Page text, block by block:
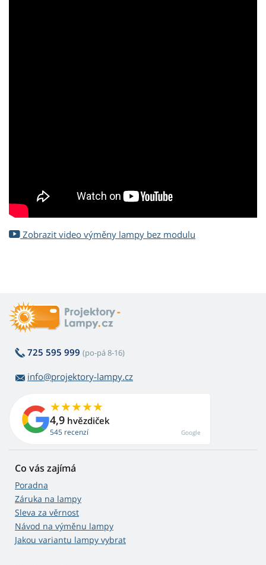
Zobrazit video výměny lampy bez modulu
725 595 999 (po-pá 8-16)
info@projektory-lampy.cz
4,9 hvězdiček
545 recenzí Google
Co vás zajímá
Poradna
Záruka na lampy
Sleva za věrnost
Návod na výměnu lampy
Jakou variantu lampy vybrat